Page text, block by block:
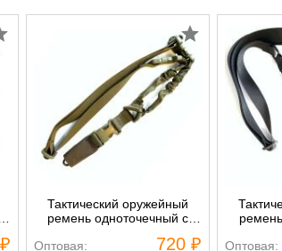
Тактический оружейный
ремень одноточечный с
амортизаторами хаки
Оптовая: 720 ₽ Оптовая: